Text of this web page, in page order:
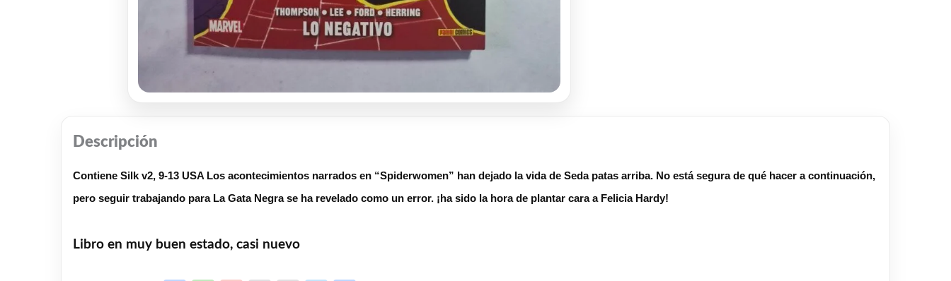
Descripción
Contiene Silk v2, 9-13 USA Los acontecimientos narrados en “Spiderwomen” han dejado la vida de Seda patas arriba. No está segura de qué hacer a continuación,
pero seguir trabajando para La Gata Negra se ha revelado como un error. ¡ha sido la hora de plantar cara a Felicia Hardy!
Libro en muy buen estado, casi nuevo